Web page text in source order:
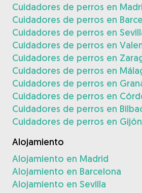
Cuidadores de perros en
Cuidadores de perros en
Cuidadores de perros en
Cuidadores de perros en
Cuidadores de perros en
Cuidadores de perros en
Cuidadores de perros en
Cuidadores de perros en
Cuidadores de perros en
Cuidadores de perros en Gijón
Alojamiento
Alojamiento en Madrid
Alojamiento en Barcelona
Alojamiento en Sevilla